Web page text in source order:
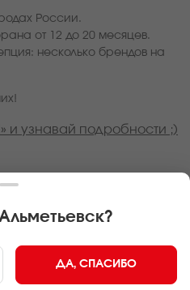
России.
от 12 до 20 месяцев.
несколько брендов на
и узнавай подробности ;)
бизнесменом!
?
ДА, СПАСИБО